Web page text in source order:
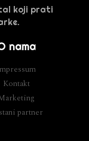
koji prati
nama
Kontakt
partner